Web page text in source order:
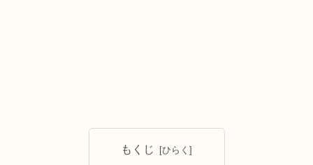
もくじ